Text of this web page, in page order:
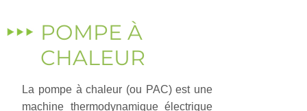
POMPE À
CHALEUR
La pompe à chaleur (ou PAC) est une
machine thermodynamique électrique